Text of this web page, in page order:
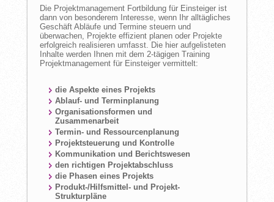
Die Projektmanagement Fortbildung für Einsteiger ist
dann von besonderem Interesse, wenn Ihr alltägliches
Geschäft Abläufe und Termine steuern und
überwachen, Projekte effizient planen oder Projekte
erfolgreich realisieren umfasst. Die hier aufgelisteten
Inhalte werden Ihnen mit dem 2-tägigen Training
Projektmanagement für Einsteiger vermittelt:
die Aspekte eines Projekts
Ablauf- und Terminplanung
Organisationsformen und
Zusammenarbeit
Termin- und Ressourcenplanung
Projektsteuerung und Kontrolle
Kommunikation und Berichtswesen
den richtigen Projektabschluss
die Phasen eines Projekts
Produkt-/Hilfsmittel- und Projekt-
Strukturpläne